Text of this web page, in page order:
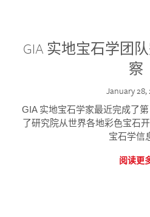
GIA 实地宝石学团
察
January 28,
GIA 实地宝石学家最近完成了
了研究院从世界各地彩色宝石
宝石学信
阅读更